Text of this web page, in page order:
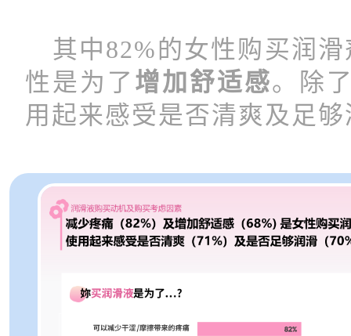
其中82%的女性购买润滑
性是为了 增加舒适感。除
用起来感受是否清爽及足